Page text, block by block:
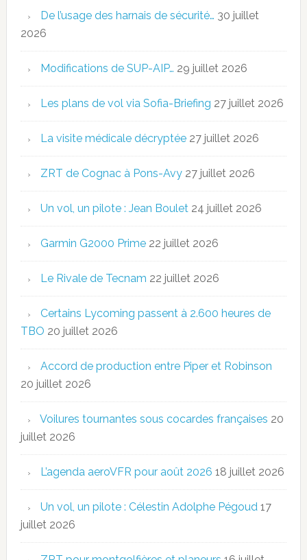
De l’usage des harnais de sécurité… 30 juillet
2026
Modifications de SUP-AIP… 29 juillet 2026
Les plans de vol via Sofia-Briefing 27 juillet 2026
La visite médicale décryptée 27 juillet 2026
ZRT de Cognac à Pons-Avy 27 juillet 2026
Un vol, un pilote : Jean Boulet 24 juillet 2026
Garmin G2000 Prime 22 juillet 2026
Le Rivale de Tecnam 22 juillet 2026
Certains Lycoming passent à 2.600 heures de
TBO 20 juillet 2026
Accord de production entre Piper et Robinson
20 juillet 2026
Voilures tournantes sous cocardes françaises 20
juillet 2026
L’agenda aeroVFR pour août 2026 18 juillet 2026
Un vol, un pilote : Célestin Adolphe Pégoud 17
juillet 2026